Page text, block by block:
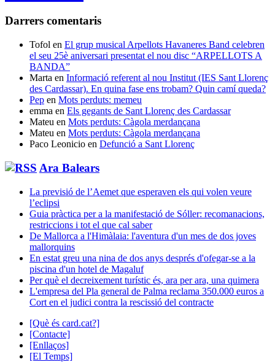
Darrers comentaris
Tofol en El grup musical Arpellots Havaneres Band celebren
el seu 25è aniversari presentat el nou disc “ARPELLOTS A
BANDA”
Marta en Informació referent al nou Institut (IES Sant Llorenç
des Cardassar). En quina fase ens trobam? Quin camí queda?
Pep en Mots perduts: memeu
emma en Els gegants de Sant Llorenç des Cardassar
Mateu en Mots perduts: Càgola merdançana
Mateu en Mots perduts: Càgola merdançana
Paco Leonicio en Defunció a Sant Llorenç
Ara Balears
La previsió de l’Aemet que esperaven els qui volen veure
l’eclipsi
Guia pràctica per a la manifestació de Sóller: recomanacions,
restriccions i tot el que cal saber
De Mallorca a l'Himàlaia: l'aventura d'un mes de dos joves
mallorquins
En estat greu una nina de dos anys després d'ofegar-se a la
piscina d'un hotel de Magaluf
Per què el decreixement turístic és, ara per ara, una quimera
L'empresa del Pla general de Palma reclama 350.000 euros a
Cort en el judici contra la rescissió del contracte
[Què és card.cat?]
[Contacte]
[Enllaços]
[El Temps]